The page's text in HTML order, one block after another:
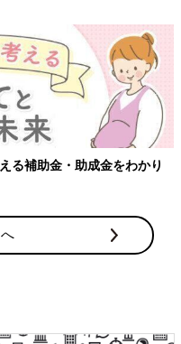
染症対策、知っておいて！